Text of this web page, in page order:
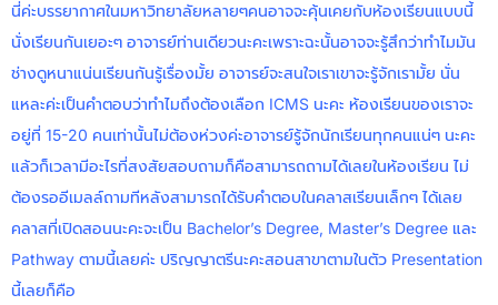
นี่ค่ะบรรยากาศในมหาวิทยาลัยหลายๆคนอาจจะคุ้นเคยกับห้องเรียนแบบนี้
นั่งเรียนกันเยอะๆ อาจารย์ท่านเดียวนะคะเพราะฉะนั้นอาจจะรู้สึกว่าทำไมมัน
ช่างดูหนาแน่นเรียนกันรู้เรื่องมั้ย อาจารย์จะสนใจเราเขาจะรู้จักเรามั้ย นั่น
แหละค่ะเป็นคำตอบว่าทำไมถึงต้องเลือก ICMS นะคะ ห้องเรียนของเราจะ
อยู่ที่ 15-20 คนเท่านั้นไม่ต้องห่วงค่ะอาจารย์รู้จักนักเรียนทุกคนแน่ๆ นะคะ
แล้วก็เวลามีอะไรที่สงสัยสอบถามก็คือสามารถถามได้เลยในห้องเรียน ไม่
ต้องรออีเมลล์ถามทีหลังสามารถได้รับคำตอบในคลาสเรียนเล็กๆ ได้เลย
คลาสที่เปิดสอนนะคะจะเป็น Bachelor’s Degree, Master’s Degree และ
Pathway ตามนี้เลยค่ะ ปริญญาตรีนะคะสอนสาขาตามในตัว Presentation
นี้เลยก็คือ